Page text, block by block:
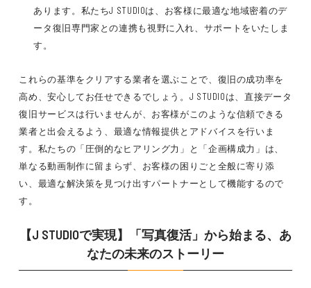
あります。私たちJ STUDIOは、お客様に最適な地域密着のデ
ータ復旧専門家との連携も視野に入れ、サポートをいたしま
す。
これらの基準をクリアする業者を選ぶことで、復旧の成功率を
高め、安心してお任せできるでしょう。J STUDIOは、直接データ
復旧サービスは行いませんが、お客様がこのような信頼できる
業者と出会えるよう、最適な情報提供とアドバイスを行いま
す。私たちの「圧倒的なヒアリング力」と「企画構成力」は、
単なる動画制作に留まらず、お客様の困りごと全般に寄り添
い、最適な解決策を見つけ出すパートナーとして機能するので
す。
【J STUDIOで実現】「写真復活」から始まる、あ
なたの未来のストーリー